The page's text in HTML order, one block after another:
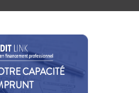
CAPACITÉ